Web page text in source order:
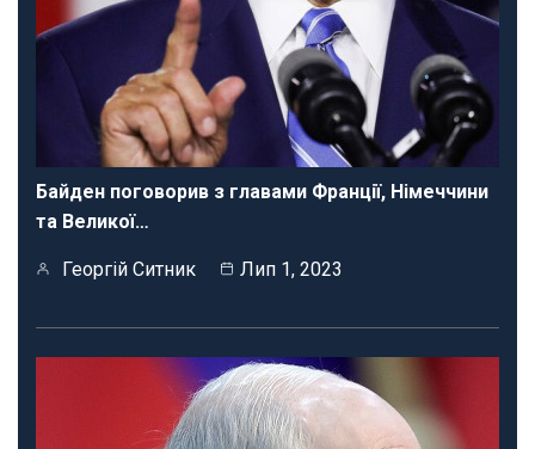
Байден поговорив з главами Франції, Німеччини
та Великої…
Георгій Ситник Лип 1, 2023